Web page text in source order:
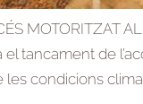
MOTORITZAT
el tancament de
condicions